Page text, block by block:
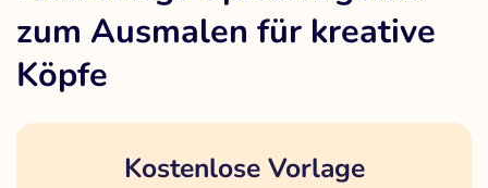
zum Ausmalen für kreative
Köpfe
Kostenlose Vorlage